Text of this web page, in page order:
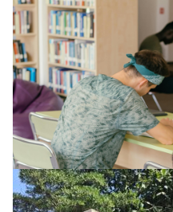
Supérieur privé : une
promesse républicaine
11 juillet 2026-
Le projet de loi sur la
supérieur privé met en
qui relègue l’acte
Lire la suite →